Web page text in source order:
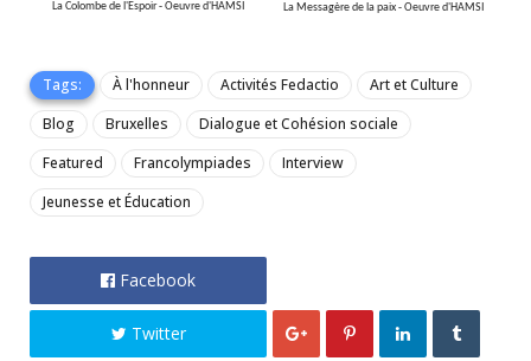
La Colombe de l'Espoir - Oeuvre d'HAMSI La Messagère de la paix - Oeuvre d'HAMSI
Tags: À l'honneur Activités Fedactio
Art et Culture
Blog
Bruxelles
Dialogue et Cohésion sociale
Featured
Francolympiades
Interview
Jeunesse et Éducation
Facebook
Twitter